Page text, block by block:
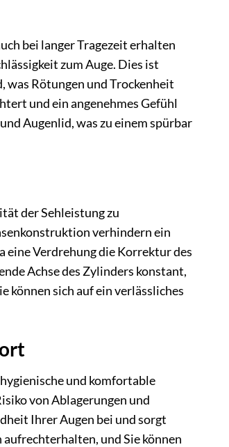
bei langer Tragezeit erhalten
zum Auge. Dies ist
was Rötungen und Trockenheit
und ein angenehmes Gefühl
Augenlid, was zu einem spürbar
der Sehleistung zu
verhindern ein
eine Verdrehung die Korrektur des
Achse des Zylinders konstant,
können sich auf ein verlässliches
und komfortable
von Ablagerungen und
Ihrer Augen bei und sorgt
und Sie können